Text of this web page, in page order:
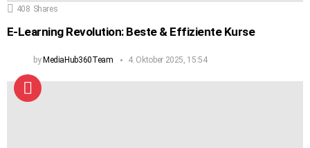
408 Shares
E-Learning Revolution: Beste & Effiziente Kurse
byMediaHub360Team 4. Oktober 2025, 15:54